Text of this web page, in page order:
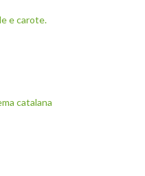
e carote.
catalana